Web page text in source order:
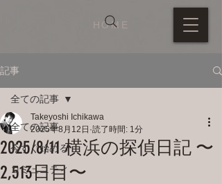
HOME
記事
全ての記事
今すぐ始める
コミュニティ
全ての記事
2025/8/11 横浜の探偵日記 〜
2,513日目〜
Takeyoshi Ichikawa
2025年8月12日 読了時間: 1分